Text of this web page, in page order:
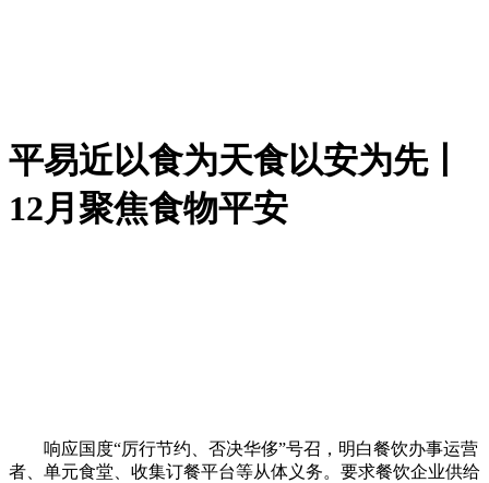
平易近以食为天食以安为先丨
12月聚焦食物平安
响应国度“厉行节约、否决华侈”号召，明白餐饮办事运营
者、单元食堂、收集订餐平台等从体义务。要求餐饮企业供给